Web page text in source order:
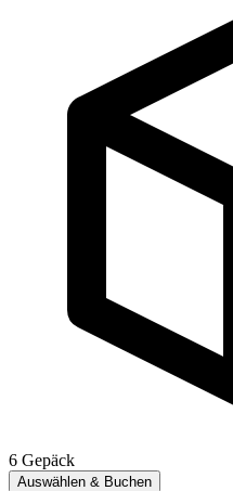
6 Gepäck
Auswählen & Buchen